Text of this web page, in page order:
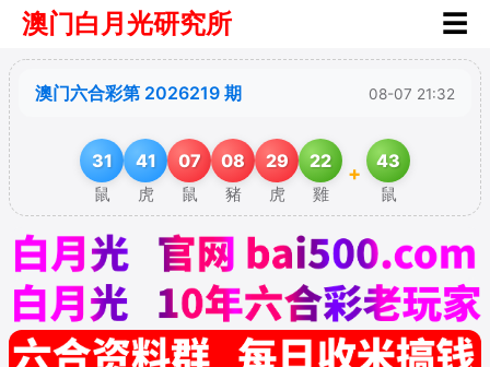
澳门白月光研究所 ☰
澳门六合彩第 2026219 期 08-07 21:32
31
鼠
41
虎
07
鼠
08
豬
29
虎
22
雞
+
43
鼠